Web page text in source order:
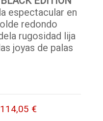
espectacular en
redondo
rugosidad lija
joyas de palas
€